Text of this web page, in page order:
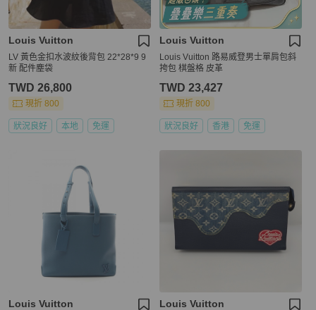
Louis Vuitton
LV 黃色金扣水波紋後背包 22*28*9 9
新 配件塵袋
TWD 26,800
現折 800
狀況良好 本地 免運
Louis Vuitton
Louis Vuitton 路易威登男士單肩包斜
挎包 棋盤格 皮革
TWD 23,427
現折 800
狀況良好 香港 免運
Louis Vuitton Louis Vuitton